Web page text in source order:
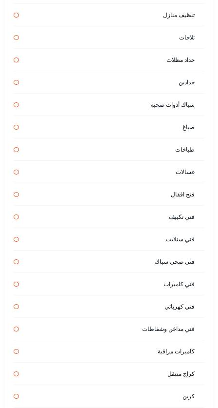
تنظيف منازل
ثلاجات
حداد مظلات
حدادين
سباك أدوات صحية
صباغ
طباخات
غسالات
فتح اقفال
فني تكييف
فني ستلايت
فني صحي سباك
فني كاميرات
فني كهربائي
فني مداخن وشفاطات
كاميرات مراقبة
كراج متنقل
كرين